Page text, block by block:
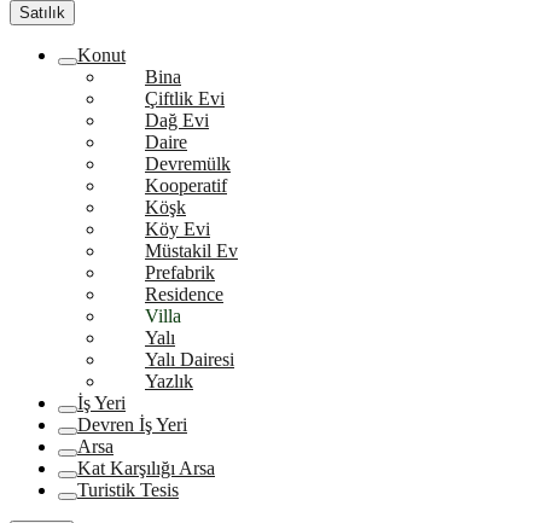
Satılık
Konut
Bina
Çiftlik Evi
Dağ Evi
Daire
Devremülk
Kooperatif
Köşk
Köy Evi
Müstakil Ev
Prefabrik
Residence
Villa
Yalı
Yalı Dairesi
Yazlık
İş Yeri
Devren İş Yeri
Arsa
Kat Karşılığı Arsa
Turistik Tesis